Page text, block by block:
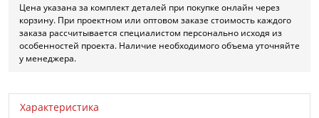
Цена указана за комплект деталей при покупке онлайн через
корзину. При проектном или оптовом заказе стоимость каждого
заказа рассчитывается специалистом персонально исходя из
особенностей проекта. Наличие необходимого объема уточняйте
у менеджера.
Характеристика